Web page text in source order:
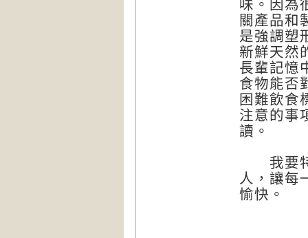
味。因為
關產品和
是強調塑
新鮮天然
長輩記憶
食物能否
困難飲食
注意的事
讀。
我要特
人，讓每
愉快。